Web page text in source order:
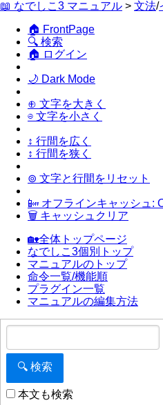
📖 なでしこ3 マニュアル > 文法/
🏠 FrontPage
🔍 検索
🏠 ログイン
🌙 Dark Mode
⊕ 文字を大きく
⊖ 文字を小さく
↕ 行間を広く
↕ 行間を狭く
⊚ 文字と行間をリセット
📴 オフラインキャッシュ:
🗑 キャッシュクリア
🏡全体トップページ
なでしこ3個別トップ
マニュアルのトップ
命令一覧/機能順
プラグイン一覧
マニュアルの編集方法
本文も検索